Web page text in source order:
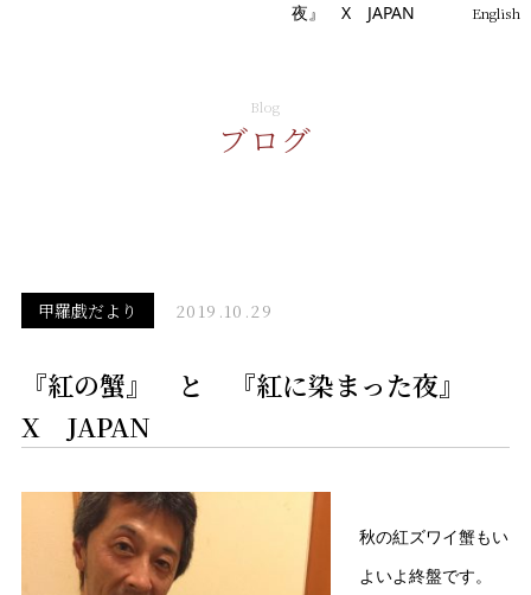
夜』 X JAPAN
English
Blog
ブログ
甲羅戯だより 2019.10.29
『紅の蟹』 と 『紅に染まった夜』
X JAPAN
秋の紅ズワイ蟹もい
よいよ終盤です。